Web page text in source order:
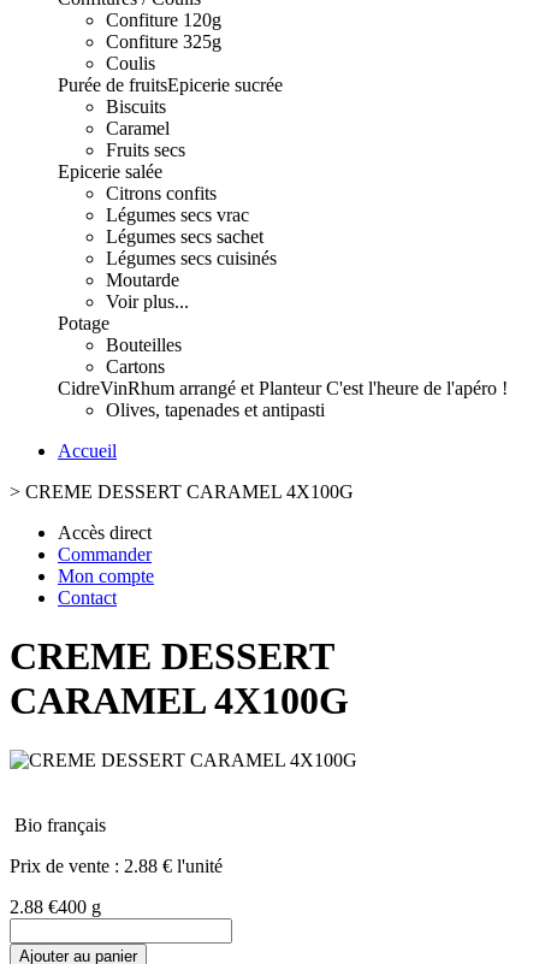
Confiture 120g
Confiture 325g
Coulis
Purée de fruitsEpicerie sucrée
Biscuits
Caramel
Fruits secs
Epicerie salée
Citrons confits
Légumes secs vrac
Légumes secs sachet
Légumes secs cuisinés
Moutarde
Voir plus...
Potage
Bouteilles
Cartons
CidreVinRhum arrangé et PlanteurC'est l'heure de l'apéro !
Olives, tapenades et antipasti
Accueil
> CREME DESSERT CARAMEL 4X100G
Accès direct
Commander
Mon compte
Contact
CREME DESSERT
CARAMEL 4X100G
Bio français
Prix de vente : 2.88 € l'unité
2.88 €400 g
Ajouter au panier